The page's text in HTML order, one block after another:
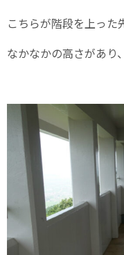
こちらが階段を上った
なかなかの高さがあり、